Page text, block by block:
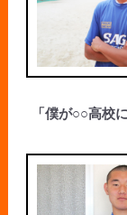
「僕が○○高校